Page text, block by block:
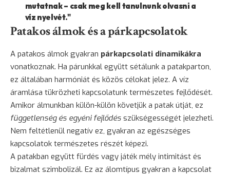
mutatnak – csak meg kell tanulnunk olvasni a
víz nyelvét."
Patakos álmok és a párkapcsolatok
A patakos álmok gyakran párkapcsolati dinamikákra
vonatkoznak. Ha párunkkal együtt sétálunk a patakparton,
ez általában harmóniát és közös célokat jelez. A víz
áramlása tükrözheti kapcsolatunk természetes fejlődését.
Amikor álmunkban külön-külön követjük a patak útját, ez
függetlenség és egyéni fejlődés szükségességét jelezheti.
Nem feltétlenül negatív ez, gyakran az egészséges
kapcsolatok természetes részét képezi.
A patakban együtt fürdés vagy játék mély intimitást és
bizalmat szimbolizál. Ez az álomtípus gyakran a kapcsolat